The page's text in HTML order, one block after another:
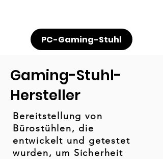
PC-Gaming-Stuhl
Gaming-Stuhl-
Hersteller
Bereitstellung von
Bürostühlen, die
entwickelt und getestet
wurden, um Sicherheit